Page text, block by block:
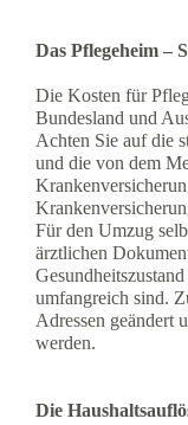
Das Pflegeheim –
Die Kosten für
Bundesland und
Achten Sie auf die
und die von dem
Für den Umzug
ärztlichen
umfangreich sind.
Adressen geändert
werden.
Die